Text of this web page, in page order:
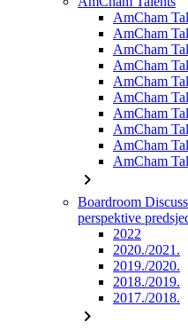
AmCham
AmCham
AmCham
AmCham
AmCham
AmCham
AmCham
AmCham
AmCham
AmCham
chevron_right
Boardroom
perspektive
2022
2020./2021.
2019./2020.
2018./2019.
2017./2018.
chevron_right